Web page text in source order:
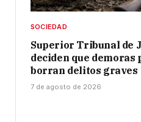
SOCIEDAD
Superior Tribunal de
deciden que demoras
borran delitos graves
7 de agosto de 2026